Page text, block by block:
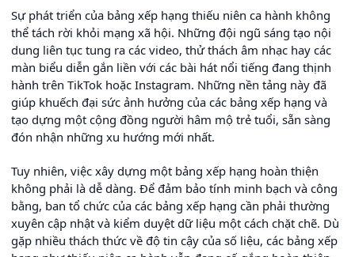
Sự phát triển của bảng xếp hạng thiếu niên ca hành không
thể tách rời khỏi mạng xã hội. Những đội ngũ sáng tạo nội
dung liên tục tung ra các video, thử thách âm nhạc hay các
màn biểu diễn gắn liền với các bài hát nổi tiếng đang thịnh
hành trên TikTok hoặc Instagram. Những nền tảng này đã
giúp khuếch đại sức ảnh hưởng của các bảng xếp hạng và
tạo dựng một cộng đồng người hâm mộ trẻ tuổi, sẵn sàng
đón nhận những xu hướng mới nhất.
Tuy nhiên, việc xây dựng một bảng xếp hạng hoàn thiện
không phải là dễ dàng. Để đảm bảo tính minh bạch và công
bằng, ban tổ chức của các bảng xếp hạng cần phải thường
xuyên cập nhật và kiểm duyệt dữ liệu một cách chặt chẽ. Dù
gặp nhiều thách thức về độ tin cậy của số liệu, các bảng xếp